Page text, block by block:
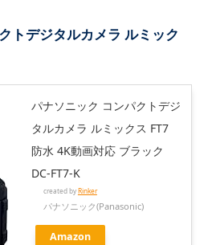
トデジタルカメラ ルミック
パナソニック コンパクトデジ
タルカメラ ルミックス FT7
防水 4K動画対応 ブラック
DC-FT7-K
created byRinker
パナソニック(Panasonic)
Amazon